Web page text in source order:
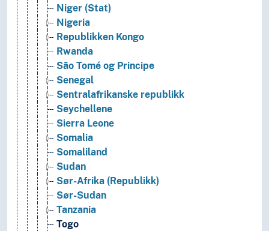
Niger (Stat)
Nigeria
Republikken Kongo
Rwanda
São Tomé og Principe
Senegal
Sentralafrikanske republikk
Seychellene
Sierra Leone
Somalia
Somaliland
Sudan
Sør-Afrika (Republikk)
Sør-Sudan
Tanzania
Togo